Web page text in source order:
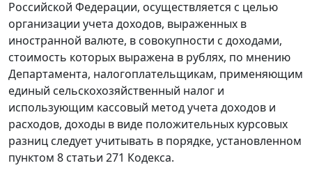
Российской Федерации, осуществляется с целью
организации учета доходов, выраженных в
иностранной валюте, в совокупности с доходами,
стоимость которых выражена в рублях, по мнению
Департамента, налогоплательщикам, применяющим
единый сельскохозяйственный налог и
использующим кассовый метод учета доходов и
расходов, доходы в виде положительных курсовых
разниц следует учитывать в порядке, установленном
пунктом 8 статьи 271 Кодекса.